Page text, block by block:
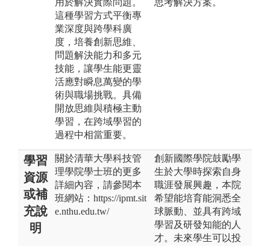
這種學習方式平衡專
業深度與跨學科廣
度，培養創新思維、
問題解決能力和多元
技能，讓學生能更靈
活應對瞬息萬變的學
術與職場挑戰。具備
開放思維與積極主動
學習，在跨域學習的
過程中相當重要。
學習
資源
或補
充說
明
關於清華大學科技管
理學院學士班的更多
詳細內容，請參閱本
班網站：https://ipmt.sit
e.nthu.edu.tw/
創新國際學院鼓勵學
生於大學時探索自身
職涯發展興趣，本院
希望能培育能洞悉全
球脈動、並具有跨域
學習及研發知能的人
才。未來學生可以投